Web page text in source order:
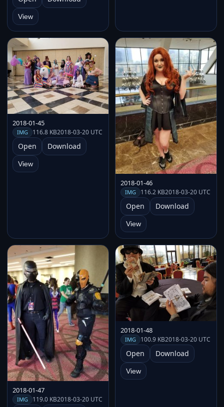
View
2018-01-45
IMG 116.8 KB2018-03-20 UTC
Open Download
View
2018-01-46
IMG 116.2 KB2018-03-20 UTC
Open Download
View
2018-01-47
IMG 119.0 KB2018-03-20 UTC
2018-01-48
IMG 100.9 KB2018-03-20 UTC
Open Download
View